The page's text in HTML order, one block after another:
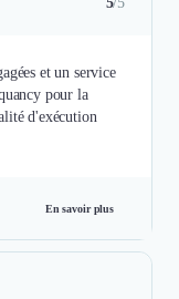
et un service
pour la
d'exécution
En savoir plus